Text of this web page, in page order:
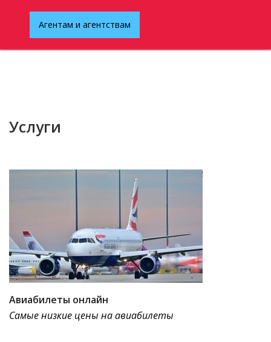
Агентам и агентствам
Услуги
Авиабилеты онлайн
Самые низкие цены на авиабилеты